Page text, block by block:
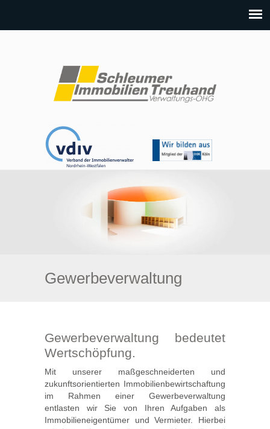
Gewerbeverwaltung
Gewerbeverwaltung bedeutet
Wertschöpfung.
Mit unserer maßgeschneiderten und
zukunftsorientierten Immobilienbewirtschaftung
im Rahmen einer Gewerbeverwaltung
entlasten wir Sie von Ihren Aufgaben als
Immobilieneigentümer und Vermieter. Hierbei